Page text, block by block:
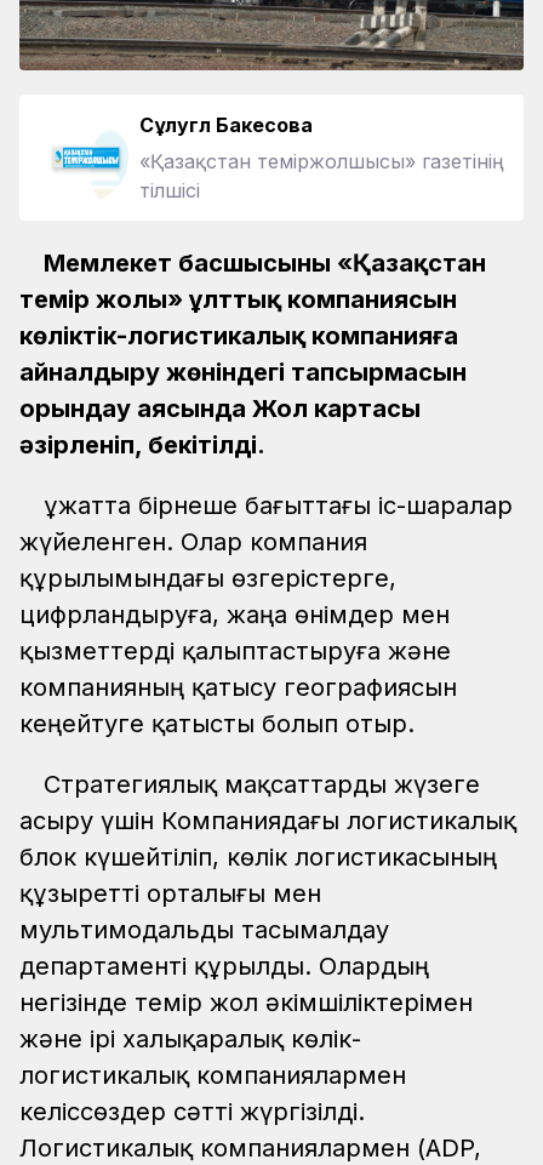
Сұлугүл Бакесова
«Қазақстан теміржолшысы» газетінің
тілшісі
Мемлекет басшысының «Қазақстан
темір жолы» ұлттық компаниясын
көліктік-логистикалық компанияға
айналдыру жөніндегі тапсырмасын
орындау аясында Жол картасы
әзірленіп, бекітілді.
Құжатта бірнеше бағыттағы іс-шаралар
жүйеленген. Олар компания
құрылымындағы өзгерістерге,
цифрландыруға, жаңа өнімдер мен
қызметтерді қалыптастыруға және
компанияның қатысу географиясын
кеңейтуге қатысты болып отыр.
Стратегиялық мақсаттарды жүзеге
асыру үшін Компаниядағы логистикалық
блок күшейтіліп, көлік логистикасының
құзыретті орталығы мен
мультимодальды тасымалдау
департаменті құрылды. Олардың
негізінде темір жол әкімшіліктерімен
және ірі халықаралық көлік-
логистикалық компаниялармен
келіссөздер сәтті жүргізілді.
Логистикалық компаниялармен (ADP,